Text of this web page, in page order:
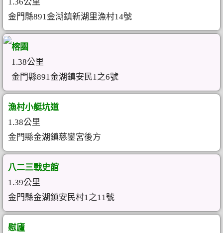
金門縣891金湖鎮新湖里漁村14號
榕園
1.38公里
金門縣891金湖鎮安民1之6號
漁村小艇坑道
1.38公里
金門縣金湖鎮慈鑾宮後方
八二三戰史館
1.39公里
金門縣金湖鎮安民村1之11號
慰廬